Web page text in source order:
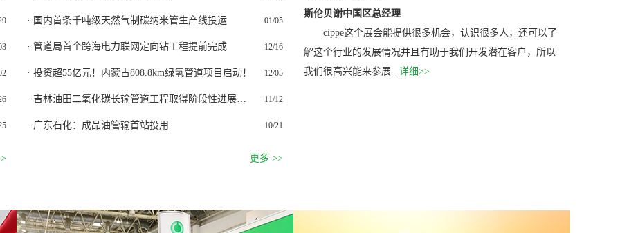
· 国内首条千吨级天然气制碳纳米管生产线投运 01/05
· 管道局首个跨海电力联网定向钻工程提前完成 12/16
· 投资超55亿元！内蒙古808.8km绿氢管道项目启动！ 12/05
· 吉林油田二氧化碳长输管道工程取得阶段性进展，涉及产品涵盖多个领域！ 11/12
· 广东石化：成品油管输首站投用 10/21
更多 >>
斯伦贝谢中国区总经理
cippe这个展会能提供很多机会，认识很多人，还可以了
解这个行业的发展情况并且有助于我们开发潜在客户，所以
我们很高兴能来参展...详细>>